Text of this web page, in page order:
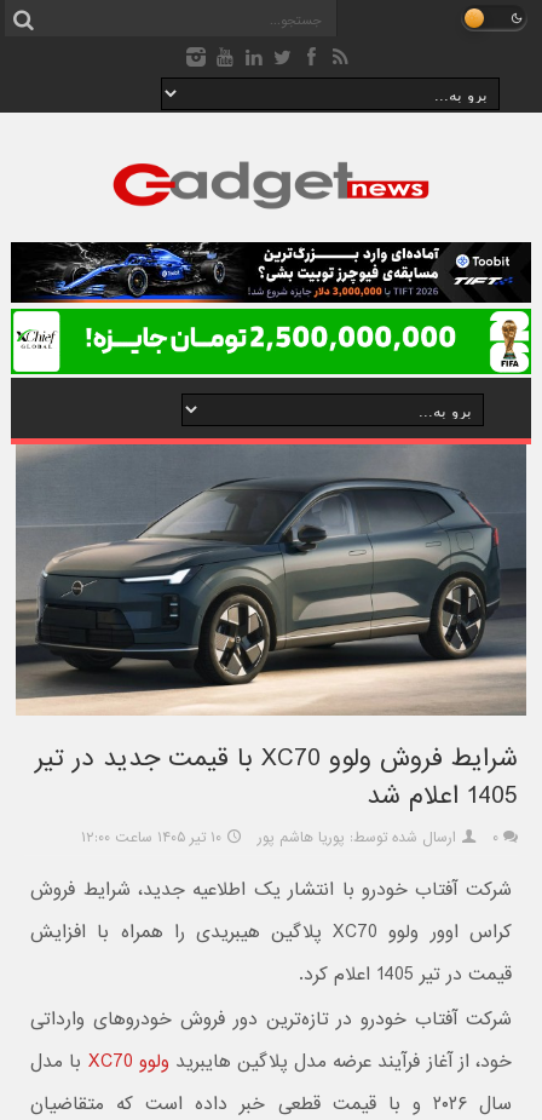
شرایط فروش ولوو XC70 با قیمت جدید در تیر
1405 اعلام شد
۰ ارسال شده توسط: پوریا هاشم پور ۱۰ تیر ۱۴۰۵ ساعت ۱۲:۰۰
شرکت آفتاب خودرو با انتشار یک اطلاعیه جدید، شرایط فروش
کراس اوور ولوو XC70 پلاگین هیبریدی را همراه با افزایش
قیمت در تیر 1405 اعلام کرد.
شرکت آفتاب خودرو در تازه‌ترین دور فروش خودروهای وارداتی
خود، از آغاز فرآیند عرضه مدل پلاگین هایبرید ولوو XC70
با مدل
سال ۲۰۲۶ و با قیمت قطعی خبر داده است که متقاضیان